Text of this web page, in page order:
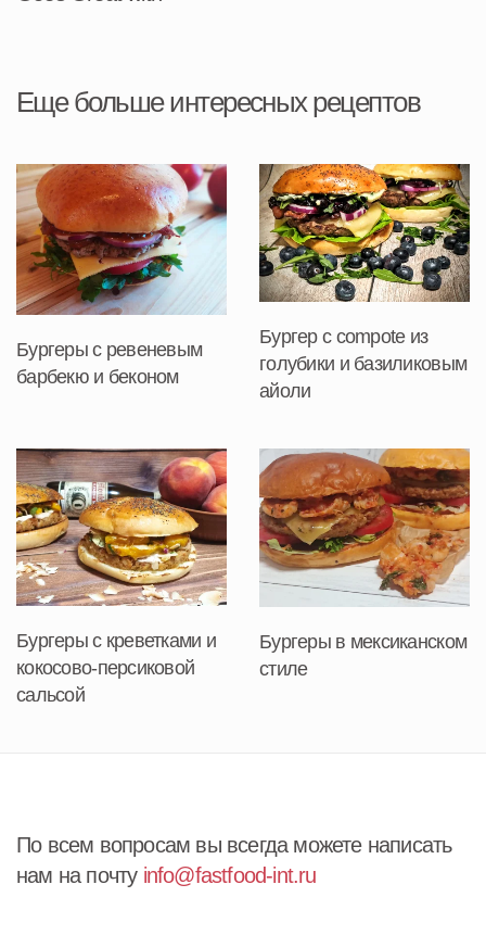
Еще больше интересных рецептов
Бургеры с ревеневым
барбекю и беконом
Бургер с compote из
голубики и базиликовым
айоли
Бургеры с креветками и
кокосово-персиковой
сальсой
Бургеры в мексиканском
стиле
По всем вопросам вы всегда можете написать
нам на почту info@fastfood-int.ru